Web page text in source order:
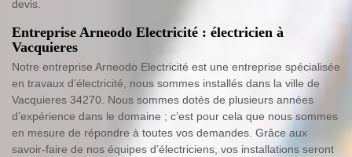
devis.
Entreprise Arneodo Electricité : électricien à
Vacquieres
Notre entreprise Arneodo Electricité est une entreprise spécialisée
en travaux d’électricité, nous sommes installés dans la ville de
Vacquieres 34270. Nous sommes dotés de plusieurs années
d’expérience dans le domaine ; c’est pour cela que nous sommes
en mesure de répondre à toutes vos demandes. Grâce aux
savoir-faire de nos équipes d’électriciens, vos installations seront